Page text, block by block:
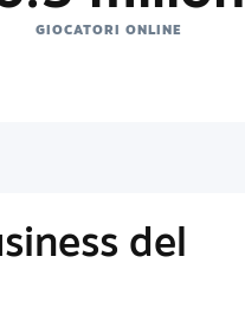
GIOCATORI ONLINE
del